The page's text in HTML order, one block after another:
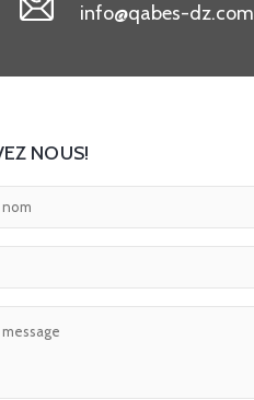
info@qabes-dz.com
NOUS!